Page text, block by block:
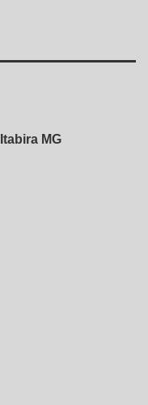
MG